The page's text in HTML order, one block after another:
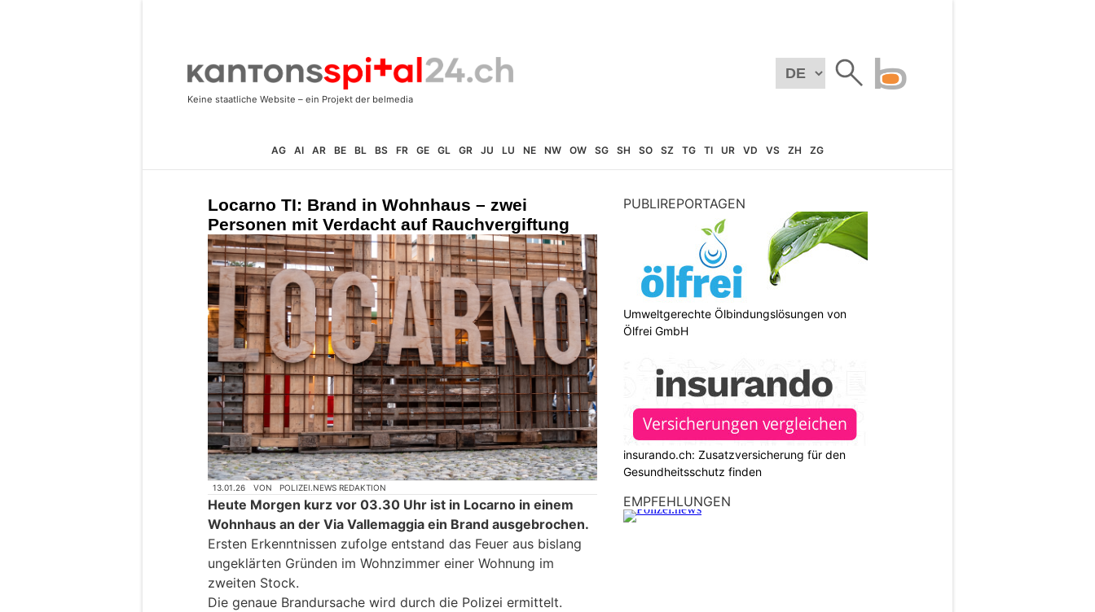
AG AI AR BE BL BS FR GE GL GR JU LU NE NW OW SG SH SO SZ TG TI UR VD VS ZH ZG
Locarno TI: Brand in Wohnhaus – zwei
Personen mit Verdacht auf Rauchvergiftung
13.01.26 VON POLIZEI.NEWS REDAKTION
Heute Morgen kurz vor 03.30 Uhr ist in Locarno in einem
Wohnhaus an der Via Vallemaggia ein Brand ausgebrochen.
Ersten Erkenntnissen zufolge entstand das Feuer aus bislang
ungeklärten Gründen im Wohnzimmer einer Wohnung im
zweiten Stock.
Die genaue Brandursache wird durch die Polizei ermittelt.
PUBLIREPORTAGEN
Umweltgerechte Ölbindungslösungen von
Ölfrei GmbH
insurando.ch: Zusatzversicherung für den
Gesundheitsschutz finden
EMPFEHLUNGEN